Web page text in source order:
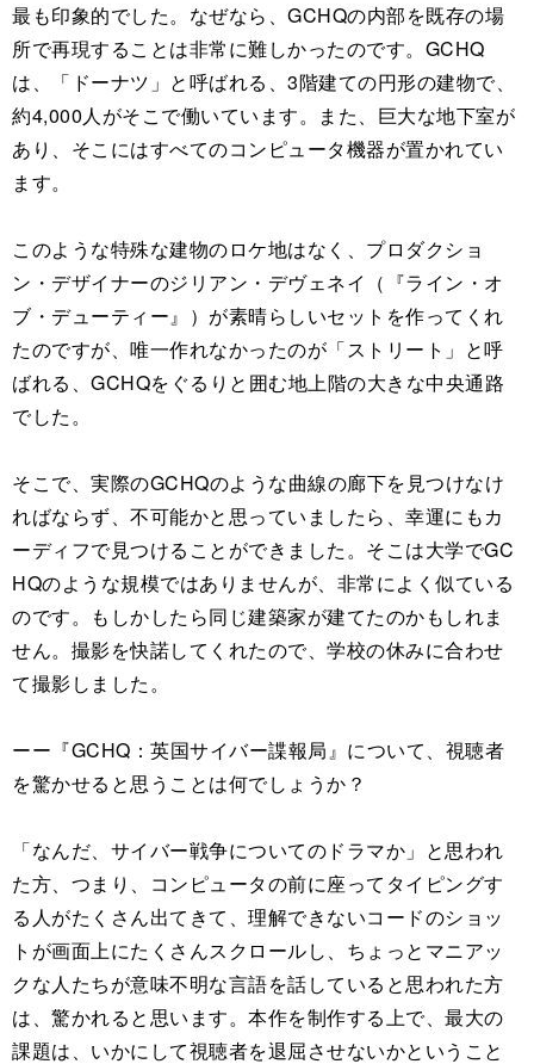
最も印象的でした。なぜなら、GCHQの内部を既存の場
所で再現することは非常に難しかったのです。GCHQ
は、「ドーナツ」と呼ばれる、3階建ての円形の建物で、
約4,000人がそこで働いています。また、巨大な地下室が
あり、そこにはすべてのコンピュータ機器が置かれてい
ます。
このような特殊な建物のロケ地はなく、プロダクショ
ン・デザイナーのジリアン・デヴェネイ（『ライン・オ
ブ・デューティー』）が素晴らしいセットを作ってくれ
たのですが、唯一作れなかったのが「ストリート」と呼
ばれる、GCHQをぐるりと囲む地上階の大きな中央通路
でした。
そこで、実際のGCHQのような曲線の廊下を見つけなけ
ればならず、不可能かと思っていましたら、幸運にもカ
ーディフで見つけることができました。そこは大学でGC
HQのような規模ではありませんが、非常によく似ている
のです。もしかしたら同じ建築家が建てたのかもしれま
せん。撮影を快諾してくれたので、学校の休みに合わせ
て撮影しました。
ーー『GCHQ：英国サイバー諜報局』について、視聴者
を驚かせると思うことは何でしょうか？
「なんだ、サイバー戦争についてのドラマか」と思われ
た方、つまり、コンピュータの前に座ってタイピングす
る人がたくさん出てきて、理解できないコードのショッ
トが画面上にたくさんスクロールし、ちょっとマニアッ
クな人たちが意味不明な言語を話していると思われた方
は、驚かれると思います。本作を制作する上で、最大の
課題は、いかにして視聴者を退屈させないかということ